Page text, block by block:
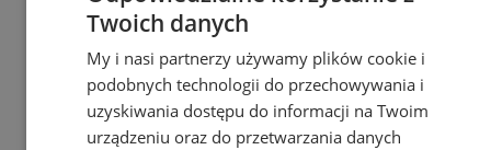
Dodaj ogłoszenie
POLECAMY
Protocol IT
Pracuj.pl - praca w Żorach
REKLAMA
WSPÓŁPRACA
Twoich danych
My i nasi partnerzy używamy plików cookie i
podobnych technologii do przechowywania i
uzyskiwania dostępu do informacji na Twoim
urządzeniu oraz do przetwarzania danych